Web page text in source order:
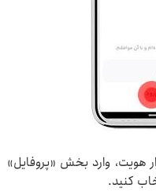
هویت، وارد بخش «پروفایل»
کنید.